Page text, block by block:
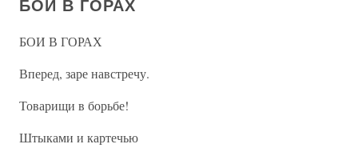
БОИ В ГОРАХ
БОИ В ГОРАХ
Вперед, заре навстречу.
Товарищи в борьбе!
Штыками и картечью